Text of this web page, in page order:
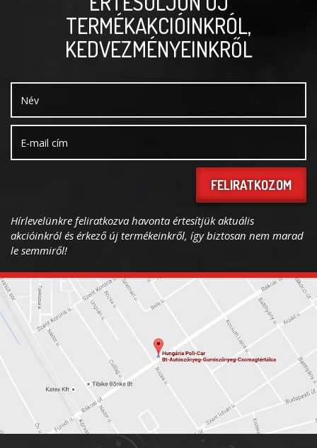
TERMÉKAKCIÓINKRÓL,
KEDVEZMÉNYEINKRŐL
FELIRATKOZOM
Hírlevelünkre feliratkozva havonta értesítjük aktuális
akcióinkról és érkező új termékeinkről, így biztosan nem marad
le semmiről!